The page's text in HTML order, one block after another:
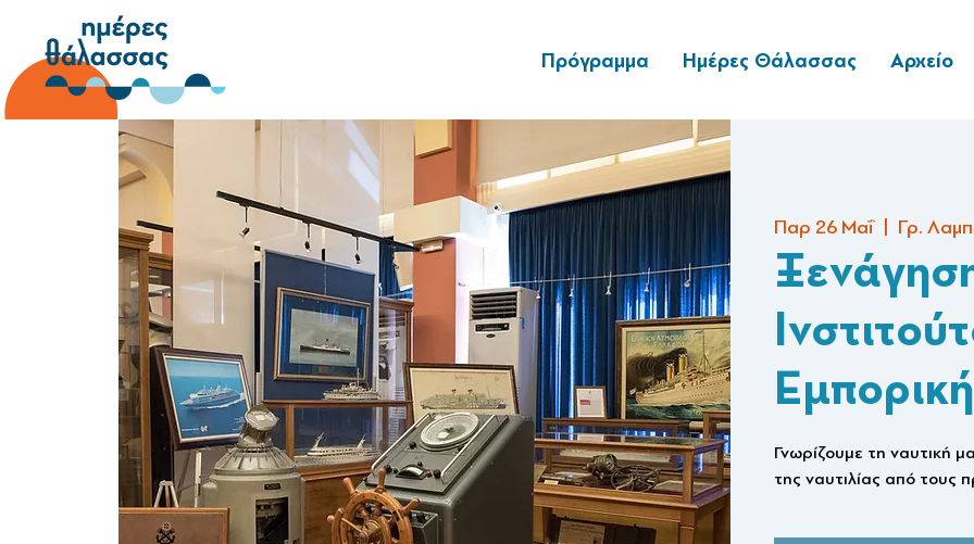
Πρόγραμμα Ημέρες Θάλασσας Αρχείο
Παρ 26 Μαΐ
  |
Γρ.
Γνωρίζουμε τη ναυτική
της ναυτιλίας από τους